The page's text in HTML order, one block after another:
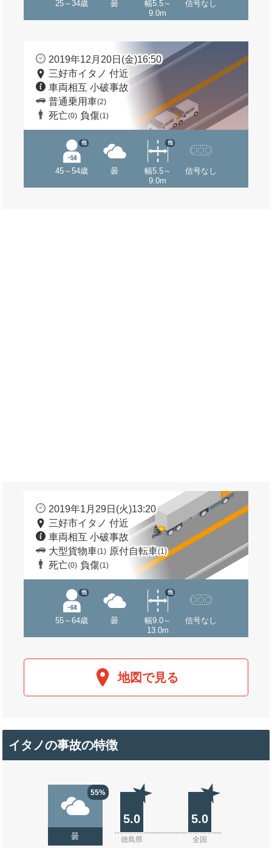
25～34歳 曇
幅5.5～
9.0m
信号なし
2019年12月20日(金)16:50
三好市イタノ 付近
車両相互 小破事故
普通乗用車(2)
死亡(0) 負傷(1)
45～54歳
他
曇
幅5.5～
9.0m
他
信号なし
2019年1月29日(火)13:20
三好市イタノ 付近
車両相互 小破事故
大型貨物車(1) 原付自転車(1)
死亡(0) 負傷(1)
55～64歳
他
曇
幅9.0～
13.0m
他
信号なし
地図で見る
イタノの事故の特徴
55%
曇
5.0 5.0
徳島県 全国